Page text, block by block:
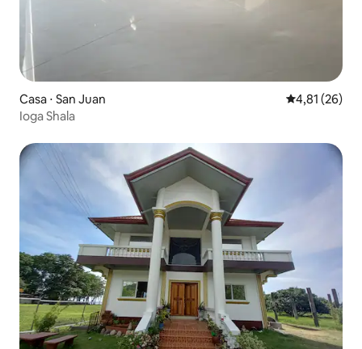
Casa ⋅ San Juan 4,81 de uma
4,81 (26)
Ioga Shala